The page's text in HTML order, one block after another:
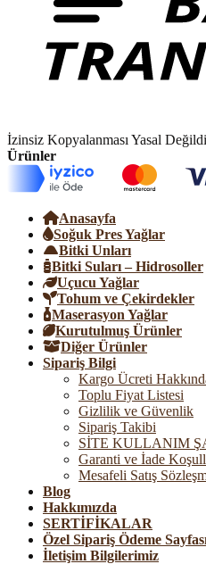
İzinsiz Kopyalanması Yasal
Ürünler
Anasayfa
Soğuk Pres Yağlar
Bitki Unları
Bitki Suları – Hidrosoller
Uçucu Yağlar
Tohum ve Çekirdekler
Maserasyon Yağlar
Kurutulmuş Ürünler
Diğer Ürünler
Sipariş Bilgi
Kargo Ücreti
Toplu Fiyat Listesi
Gizlilik ve Güvenlik
Sipariş Takibi
SİTE KULLANIM
Garanti ve İade
Mesafeli Satış
Blog
Hakkımızda
SERTİFİKALAR
Özel Sipariş Ödeme
İletişim Bilgilerimiz